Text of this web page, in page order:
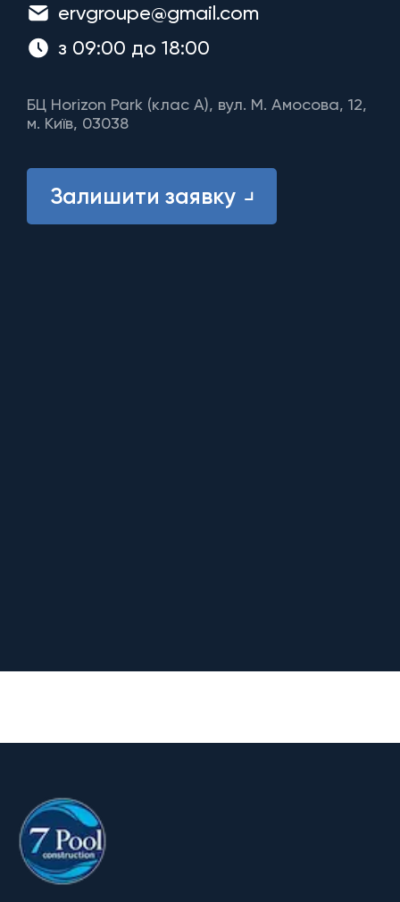
ervgroupe@gmail.com
з 09:00 до 18:00
БЦ Horizon Park (клас A), вул. М. Амосова, 12,
м. Київ, 03038
Залишити заявку